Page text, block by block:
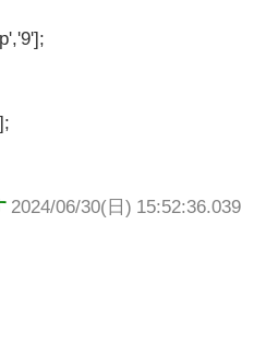
2024/06/30(日) 15:52:36.039